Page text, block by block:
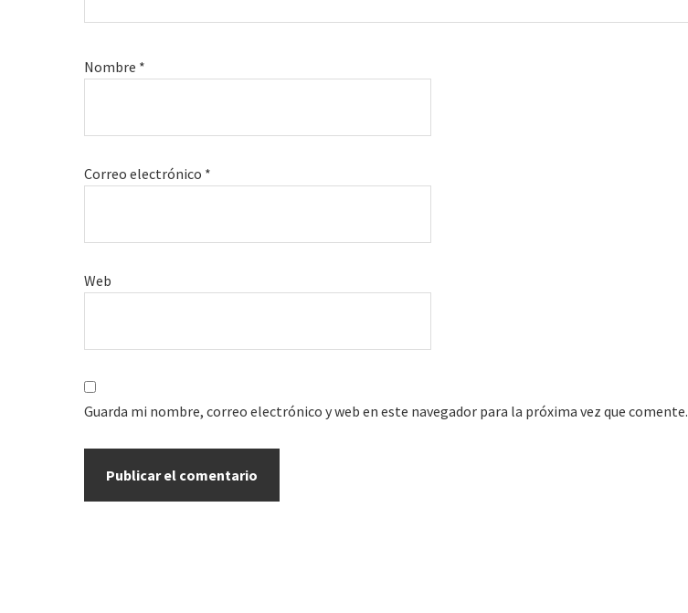
Nombre *
Correo electrónico *
Web
Guarda mi nombre, correo electrónico y web en este navegador para la próxima vez que comente.